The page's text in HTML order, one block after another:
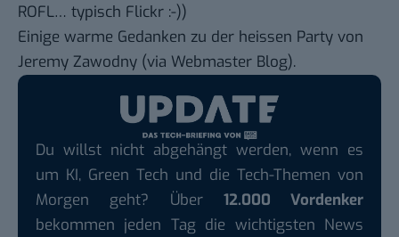
ROFL… typisch Flickr :-))
Einige warme Gedanken zu der heissen Party von
Jeremy Zawodny (via Webmaster Blog).
Du willst nicht abgehängt werden, wenn es
um KI, Green Tech und die Tech-Themen von
Morgen geht? Über 12.000 Vordenker
bekommen jeden Tag die wichtigsten News